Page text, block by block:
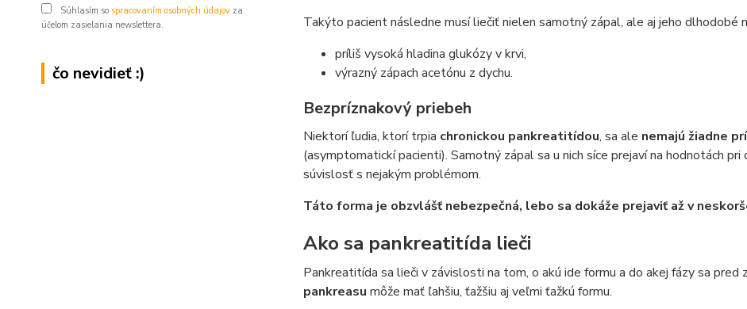
Súhlasím so spracovaním osobných údajov za
účelom zasielania newslettera.
čo nevidieť :)
Takýto pacient následne musí liečiť nielen samotný zápal, ale aj jeho dlhodobé
príliš vysoká hladina glukózy v krvi,
výrazný zápach acetónu z dychu.
Bezpríznakový priebeh
Niektorí ľudia, ktorí trpia chronickou pankreatitídou, sa ale nemajú žiadne
(asymptomatickí pacienti). Samotný zápal sa u nich síce prejaví na hodnotách
súvislosť s nejakým problémom.
Táto forma je obzvlášť nebezpečná, lebo sa dokáže prejaviť až v
Ako sa pankreatitída lieči
Pankreatitída sa lieči v závislosti na tom, o akú ide formu a do akej fázy sa
pankreasu môže mať ľahšiu, ťažšiu aj veľmi ťažkú formu.